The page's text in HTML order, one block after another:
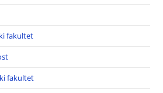
fakultet
fakultet